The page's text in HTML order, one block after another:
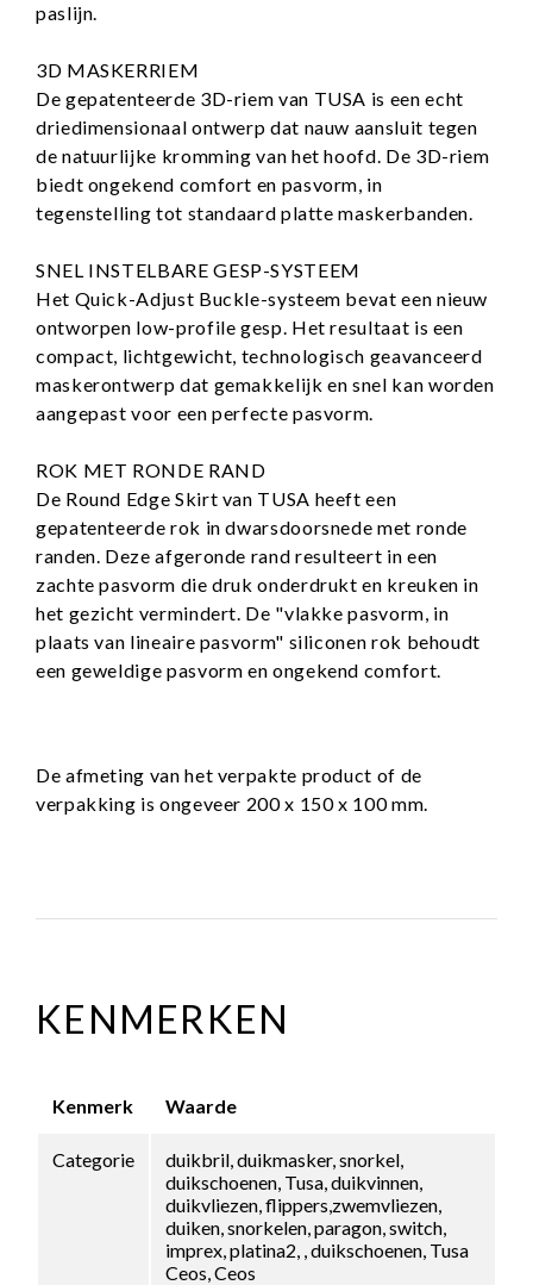
paslijn.
3D MASKERRIEM
De gepatenteerde 3D-riem van TUSA is een echt
driedimensionaal ontwerp dat nauw aansluit tegen
de natuurlijke kromming van het hoofd. De 3D-riem
biedt ongekend comfort en pasvorm, in
tegenstelling tot standaard platte maskerbanden.
SNEL INSTELBARE GESP-SYSTEEM
Het Quick-Adjust Buckle-systeem bevat een nieuw
ontworpen low-profile gesp. Het resultaat is een
compact, lichtgewicht, technologisch geavanceerd
maskerontwerp dat gemakkelijk en snel kan worden
aangepast voor een perfecte pasvorm.
ROK MET RONDE RAND
De Round Edge Skirt van TUSA heeft een
gepatenteerde rok in dwarsdoorsnede met ronde
randen. Deze afgeronde rand resulteert in een
zachte pasvorm die druk onderdrukt en kreuken in
het gezicht vermindert. De "vlakke pasvorm, in
plaats van lineaire pasvorm" siliconen rok behoudt
een geweldige pasvorm en ongekend comfort.
De afmeting van het verpakte product of de
verpakking is ongeveer 200 x 150 x 100 mm.
KENMERKEN
Kenmerk Waarde
Categorie
duikbril, duikmasker, snorkel,
duikschoenen, Tusa, duikvinnen,
duikvliezen, flippers,zwemvliezen,
duiken, snorkelen, paragon, switch,
imprex, platina2, , duikschoenen, Tusa
Ceos, Ceos